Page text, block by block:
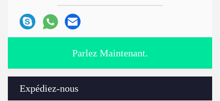
Parlez Maintenant.
Expédiez-nous